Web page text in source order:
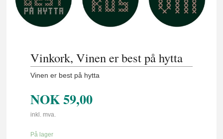
Vinkork, Vinen er best på hytta
Vinen er best på hytta
NOK59,00
inkl. mva.
På lager